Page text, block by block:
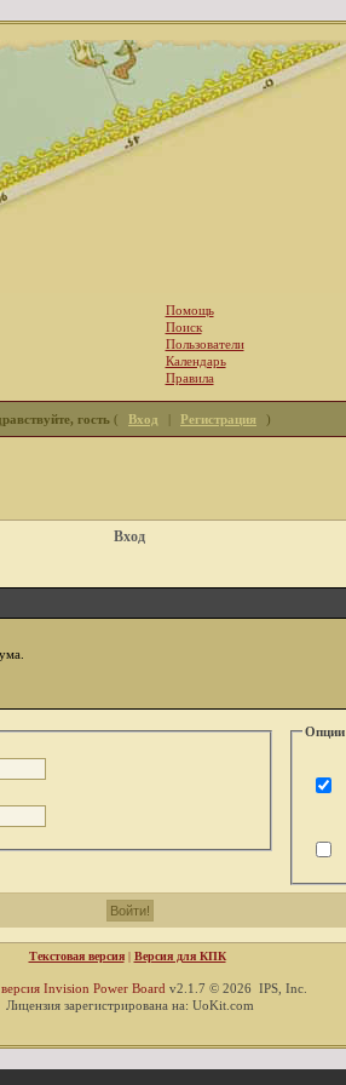
Помощь
Поиск
Пользователи
Календарь
Правила
гость ( Вход | Регистрация )
Вход
Опции
Текстовая версия| Версия для КПК
Invision Power Board v2.1.7 © 2026 IPS, Inc.
Лицензия зарегистрирована на: UoKit.com